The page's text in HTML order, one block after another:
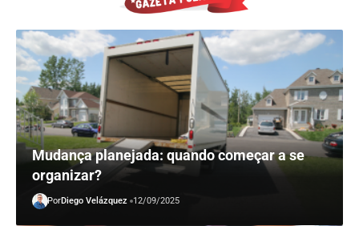
Mudança planejada: quando começar a se
organizar?
PorDiego Velázquez 12/09/2025